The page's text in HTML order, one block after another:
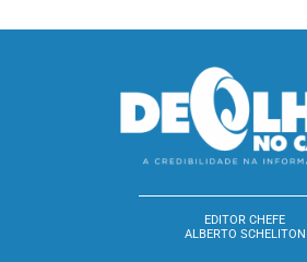
EDITOR CHEFE
ALBERTO SCHELITON